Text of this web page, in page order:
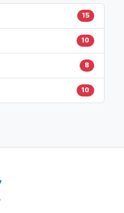
15
10
8
10